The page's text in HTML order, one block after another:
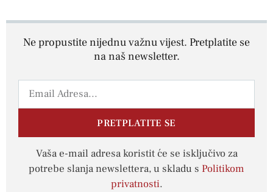
Ne propustite nijednu važnu vijest. Pretplatite se
na naš newsletter.
PRETPLATITE SE
Vaša e-mail adresa koristit će se isključivo za
potrebe slanja newslettera, u skladu s Politikom
privatnosti.